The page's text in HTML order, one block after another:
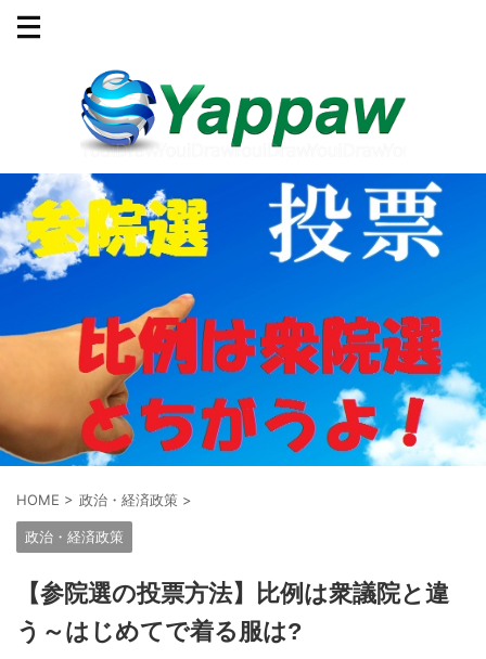
HOME > 政治・経済政策 >
政治・経済政策
【参院選の投票方法】比例は衆議院と違
う～はじめてで着る服は?